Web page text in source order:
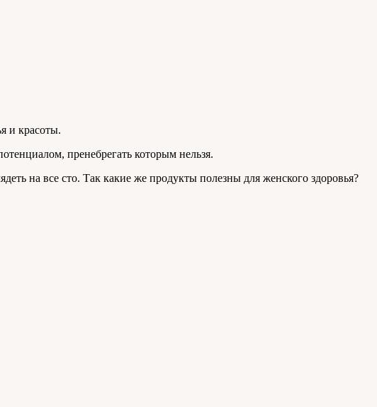
и красоты.
пренебрегать которым нельзя.
на все сто. Так какие же продукты полезны для женского здоровья?